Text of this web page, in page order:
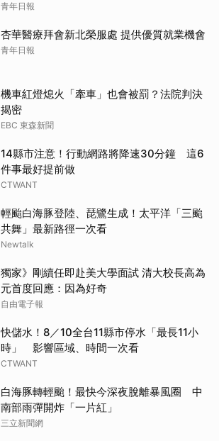
青年日報
杏華醫療拜會新北榮服處 提供優質就業機會
青年日報
機車紅燈熄火「牽車」也會被罰？法院判決
揭密
EBC 東森新聞
14縣市注意！行動網路將降速30分鐘 這6
件事最好提前做
CTWANT
輕颱白海豚登陸、琵鷺生成！太平洋「三颱
共舞」最新路徑一次看
Newtalk
獨家》剛續任即赴美大學面試 清大校長高為
元首度回應：因為好奇
自由電子報
快儲水！8／10全台11縣市停水「最長11小
時」 影響區域、時間一次看
CTWANT
白海豚轉輕颱！最快今深夜脫離暴風圈 中
南部雨彈開炸「一片紅」
三立新聞網